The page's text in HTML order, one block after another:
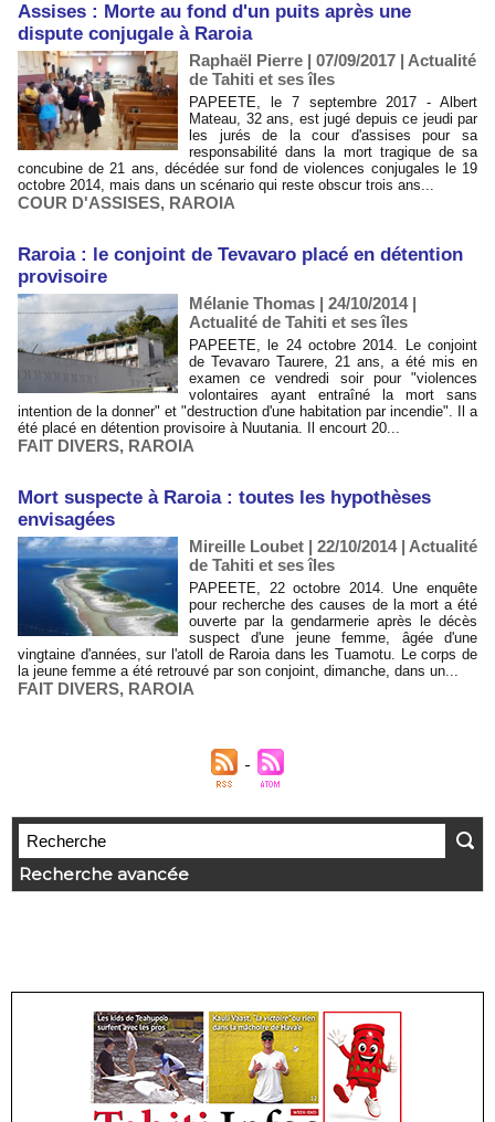
Assises : Morte au fond d'un puits après une
dispute conjugale à Raroia
Raphaël Pierre | 07/09/2017 | Actualité
de Tahiti et ses îles
PAPEETE, le 7 septembre 2017 - Albert
Mateau, 32 ans, est jugé depuis ce jeudi par
les jurés de la cour d'assises pour sa
responsabilité dans la mort tragique de sa
concubine de 21 ans, décédée sur fond de violences conjugales le 19
octobre 2014, mais dans un scénario qui reste obscur trois ans...
COUR D'ASSISES, RAROIA
Raroia : le conjoint de Tevavaro placé en détention
provisoire
Mélanie Thomas | 24/10/2014|
Actualité de Tahiti et ses îles
PAPEETE, le 24 octobre 2014. Le conjoint
de Tevavaro Taurere, 21 ans, a été mis en
examen ce vendredi soir pour "violences
volontaires ayant entraîné la mort sans
intention de la donner" et "destruction d'une habitation par incendie". Il a
été placé en détention provisoire à Nuutania. Il encourt 20...
FAIT DIVERS, RAROIA
Mort suspecte à Raroia : toutes les hypothèses
envisagées
Mireille Loubet | 22/10/2014| Actualité
de Tahiti et ses îles
PAPEETE, 22 octobre 2014. Une enquête
pour recherche des causes de la mort a été
ouverte par la gendarmerie après le décès
suspect d'une jeune femme, âgée d'une
vingtaine d'années, sur l'atoll de Raroia dans les Tuamotu. Le corps de
la jeune femme a été retrouvé par son conjoint, dimanche, dans un...
FAIT DIVERS, RAROIA
Recherche avancée